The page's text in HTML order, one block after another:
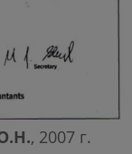
, 2007 г.